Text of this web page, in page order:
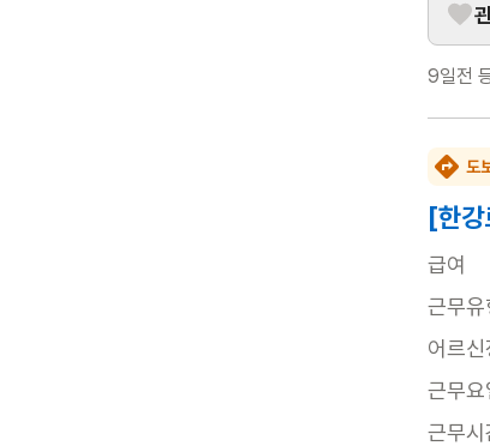
9일전
도
[한
급여
근무유
어르신
근무요
근무시